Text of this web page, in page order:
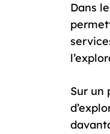
Dans
Sur un